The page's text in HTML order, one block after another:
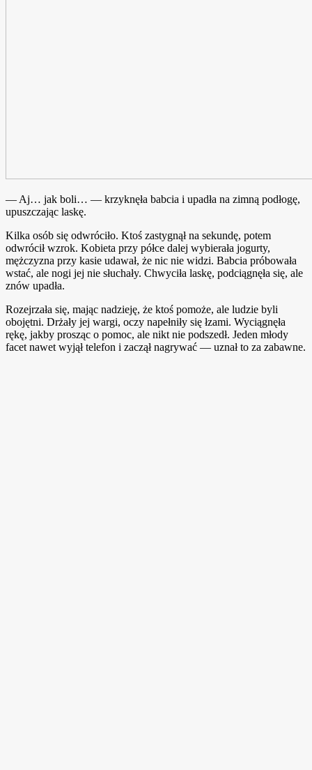
— Aj… jak boli… — krzyknęła babcia i upadła na zimną podłogę,
upuszczając laskę.
Kilka osób się odwróciło. Ktoś zastygnął na sekundę, potem
odwrócił wzrok. Kobieta przy półce dalej wybierała jogurty,
mężczyzna przy kasie udawał, że nic nie widzi. Babcia próbowała
wstać, ale nogi jej nie słuchały. Chwyciła laskę, podciągnęła się, ale
znów upadła.
Rozejrzała się, mając nadzieję, że ktoś pomoże, ale ludzie byli
obojętni. Drżały jej wargi, oczy napełniły się łzami. Wyciągnęła
rękę, jakby prosząc o pomoc, ale nikt nie podszedł. Jeden młody
facet nawet wyjął telefon i zaczął nagrywać — uznał to za zabawne.